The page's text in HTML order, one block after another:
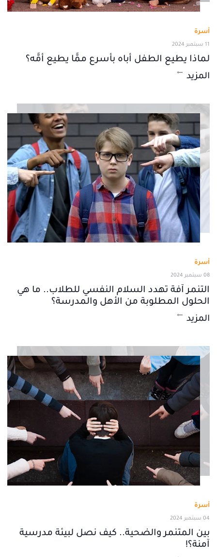
أسرة
11 سبتمبر 2024
لماذا يطيع الطفل أباه بأسرع ممَّا يطيع أمَّه؟
المزيد
أسرة
08 سبتمبر 2024
التنمر آفة تهدد السلام النفسي للطلاب.. ما هي
الحلول المطلوبة من الأهل والمدرسة؟
المزيد
أسرة
04 سبتمبر 2024
بين المتنمر والضحية.. كيف نصل لبيئة مدرسية
آمنة؟!